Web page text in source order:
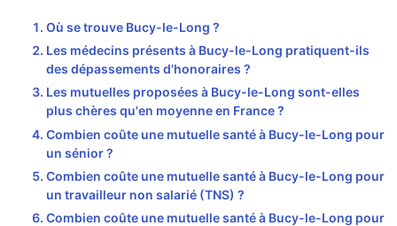
Où se trouve Bucy-le-Long ?
Les médecins présents à Bucy-le-Long pratiquent-ils
des dépassements d'honoraires ?
Les mutuelles proposées à Bucy-le-Long sont-elles
plus chères qu'en moyenne en France ?
Combien coûte une mutuelle santé à Bucy-le-Long pour
un sénior ?
Combien coûte une mutuelle santé à Bucy-le-Long pour
un travailleur non salarié (TNS) ?
Combien coûte une mutuelle santé à Bucy-le-Long pour